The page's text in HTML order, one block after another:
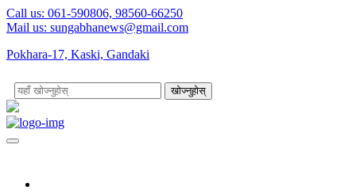
Call us: 061-590806, 98560-66250
Mail us: sungabhanews@gmail.com
Pokhara-17, Kaski, Gandaki
खोज्नुहोस्